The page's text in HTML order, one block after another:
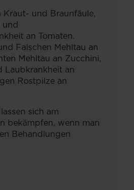
Kraut- und Braunfäule,
und
an Tomaten.
Falschen Mehltau an
Mehltau an Zucchini,
Laubkrankheit an
Rostpilze an
sich am
bekämpfen, wenn man
Behandlungen